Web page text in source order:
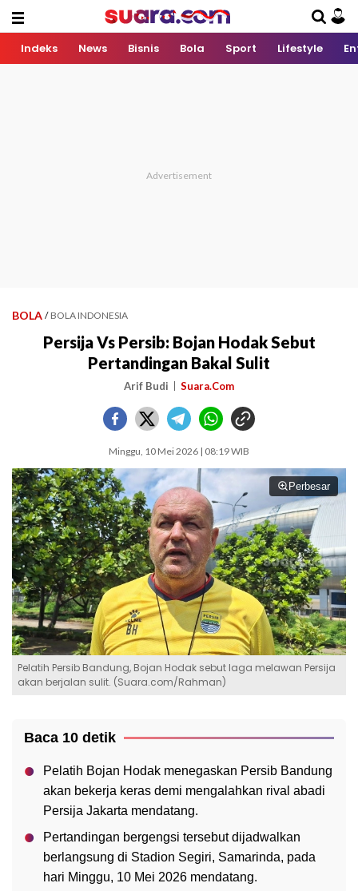
Indeks News Bisnis Bola Sport Lifestyle
BOLA / BOLA INDONESIA
Persija Vs Persib: Bojan Hodak Sebut
Pertandingan Bakal Sulit
Arif Budi Suara.Com
Minggu, 10 Mei 2026 | 08:19 WIB
Perbesar
Pelatih Persib Bandung, Bojan Hodak sebut laga melawan Persija
akan berjalan sulit. (Suara.com/Rahman)
Baca 10 detik
Pelatih Bojan Hodak menegaskan Persib Bandung
akan bekerja keras demi mengalahkan rival abadi
Persija Jakarta mendatang.
Pertandingan bergengsi tersebut dijadwalkan
berlangsung di Stadion Segiri, Samarinda, pada
hari Minggu, 10 Mei 2026 mendatang.